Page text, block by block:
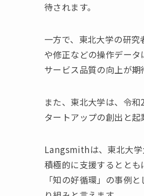
待されます。
一方で、東北大学の研
や修正などの操作デー
サービス品質の向上が期
また、東北大学は、令
タートアップの創出と起
Langsmithは、東北大学
積極的に支援するとと
「知の好循環」の事例